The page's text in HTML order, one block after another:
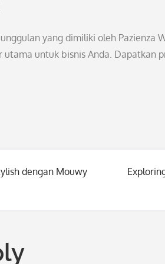
yang dimiliki oleh Pazienza
untuk bisnis Anda. Dapatkan
dengan Mouwy